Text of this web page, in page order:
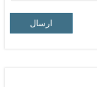
ارسال